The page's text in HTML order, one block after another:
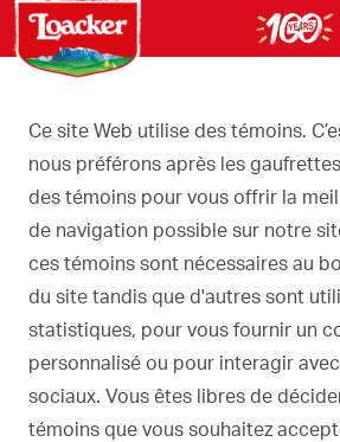
Ce site Web utilise des témoins.
nous préférons après les
des témoins pour vous offrir la
de navigation possible sur notre
ces témoins sont nécessaires au
du site tandis que d'autres sont
statistiques, pour vous fournir un
personnalisé ou pour interagir
sociaux. Vous êtes libres de
témoins que vous souhaitez